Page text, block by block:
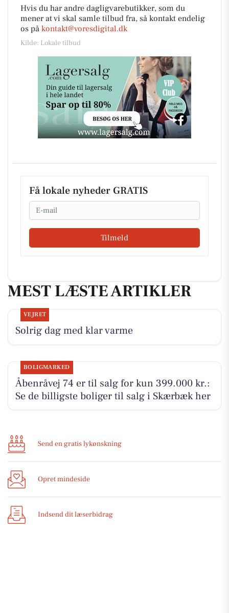
Hvis du har andre dagligvarebutikker, som du
mener at vi skal samle tilbud fra, så kontakt endelig
os på kontakt@voresdigital.dk
Kilde: Lokale tilbud
Få lokale nyheder GRATIS
Email
Tilmeld
MEST LÆSTE ARTIKLER
VEJRET
Solrig dag med klar varme
BOLIGMARKED
Åbenråvej 74 er til salg for kun 399.000 kr.:
Se de billigste boliger til salg i Skærbæk her
Send en gratis lykønskning
Opret mindeside
Indsend dit læserbidrag